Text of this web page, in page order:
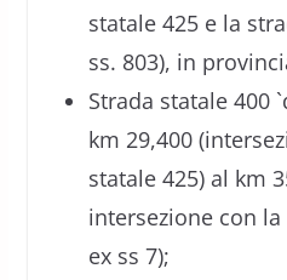
statale 425 e la
ss. 803), in
Strada statale 400
km 29,400
statale 425) al km
intersezione con
ex ss 7);